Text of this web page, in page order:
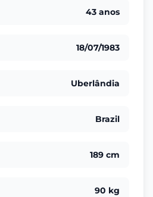
43 anos
18/07/1983
Uberlândia
Brazil
189 cm
90 kg